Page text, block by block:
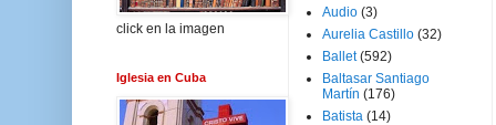
click en la imagen
Iglesia en Cuba
Audio (3)
Aurelia Castillo (32)
Ballet (592)
Baltasar Santiago
Martín (176)
Batista (14)